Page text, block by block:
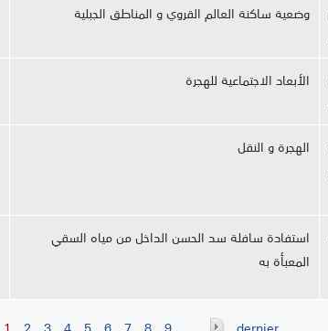
وضعية ساكنة العالم القروي و المناطق الجبلية
الأبعاد الاجتماعية للهجرة
الهجرة و النقل
استفادة سافلة سد الحسن الداخل من مياه السقي
المعبأة به